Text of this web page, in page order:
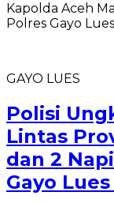
Kapolda Aceh
Polres Gayo
GAYO LUES
Polisi
Lintas
dan 2
Gayo